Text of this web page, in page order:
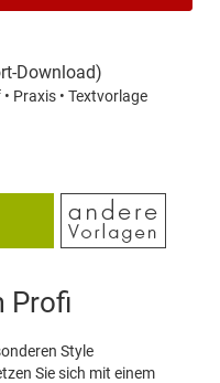
Download)
Praxis • Textvorlage
Profi
Style
Sie sich mit einem